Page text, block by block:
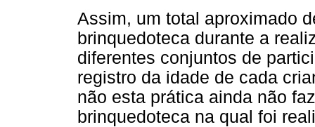
Assim, um total aproximado
brinquedoteca durante a
diferentes conjuntos de
registro da idade de cada
não esta prática ainda não
brinquedoteca na qual foi